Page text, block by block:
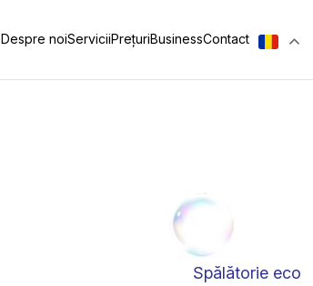
Despre noiServiciiPrețuriBusinessContact
Spălătorie eco